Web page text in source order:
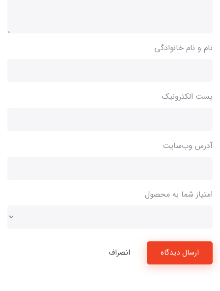
نام و نام خانوادگی
پست الکترونیک
آدرس وب‌سایت
امتیاز شما به محصول
ارسال دیدگاه انصراف